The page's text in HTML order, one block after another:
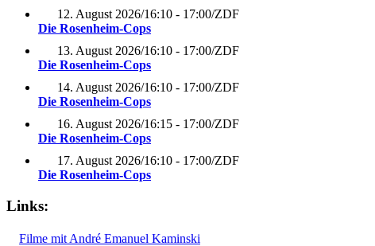
12. August 2026/16:10 - 17:00/ZDF
Die Rosenheim-Cops
13. August 2026/16:10 - 17:00/ZDF
Die Rosenheim-Cops
14. August 2026/16:10 - 17:00/ZDF
Die Rosenheim-Cops
16. August 2026/16:15 - 17:00/ZDF
Die Rosenheim-Cops
17. August 2026/16:10 - 17:00/ZDF
Die Rosenheim-Cops
Links:
Filme mit André Emanuel Kaminski